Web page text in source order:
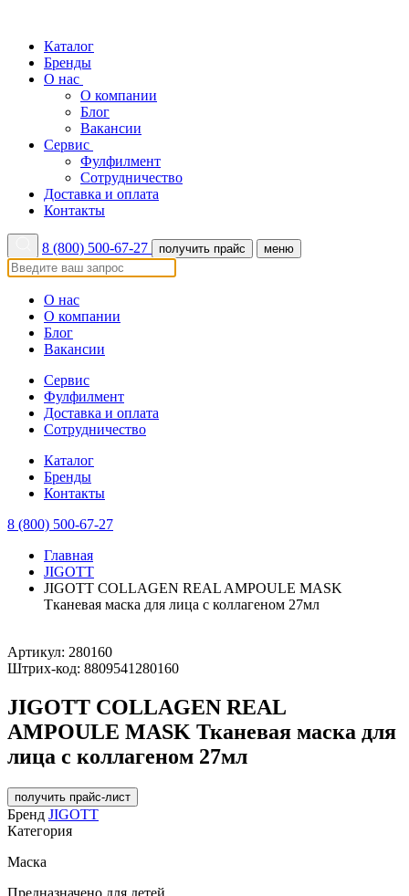
Каталог
Бренды
О нас
О компании
Блог
Вакансии
Сервис
Фулфилмент
Сотрудничество
Доставка и оплата
Контакты
8 (800) 500-67-27 получить прайс меню
О нас
О компании
Блог
Вакансии
Сервис
Фулфилмент
Доставка и оплата
Сотрудничество
Каталог
Бренды
Контакты
8 (800) 500-67-27
Главная
JIGOTT
JIGOTT COLLAGEN REAL AMPOULE MASK
Тканевая маска для лица с коллагеном 27мл
Артикул: 280160
Штрих-код: 8809541280160
JIGOTT COLLAGEN REAL
AMPOULE MASK Тканевая маска для
лица с коллагеном 27мл
получить прайс-лист
Бренд JIGOTT
Категория
Маска
Предназначено для детей